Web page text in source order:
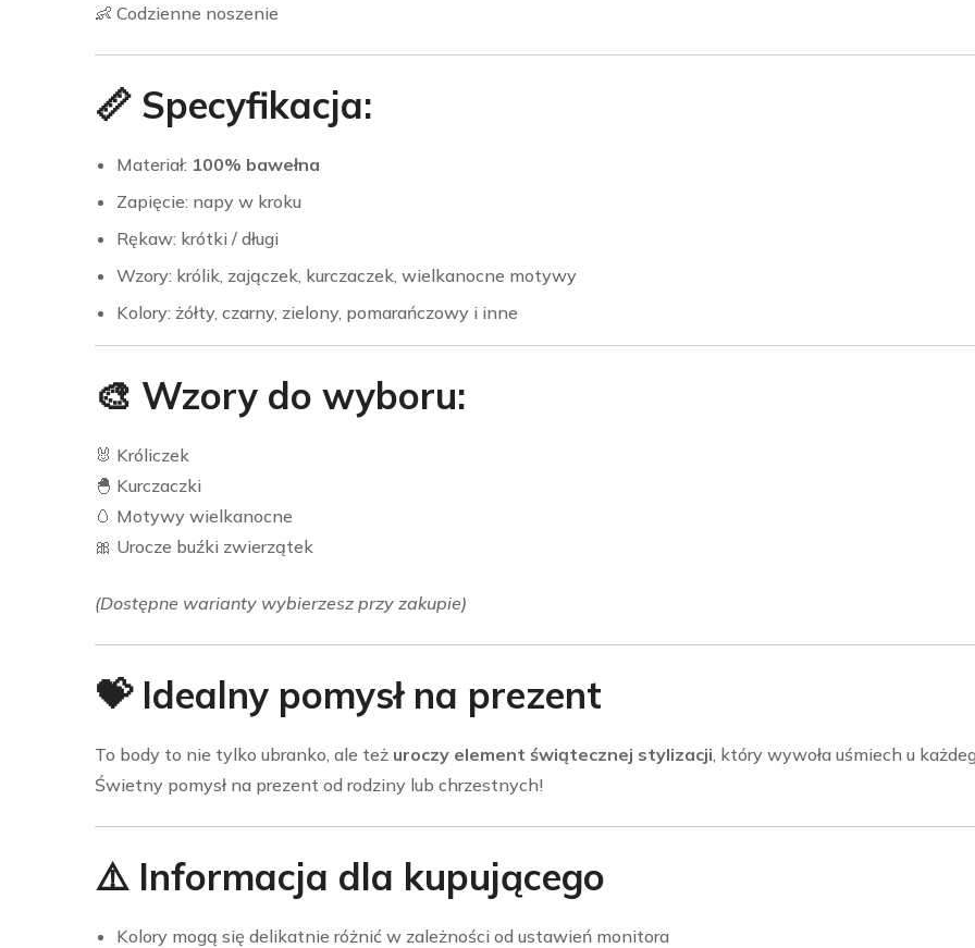
👶 Codzienne noszenie
📏 Specyfikacja:
Materiał: 100% bawełna
Zapięcie: napy w kroku
Rękaw: krótki / długi
Wzory: królik, zajączek, kurczaczek, wielkanocne motywy
Kolory: żółty, czarny, zielony, pomarańczowy i inne
🎨 Wzory do wyboru:
🐰 Króliczek
🐣 Kurczaczki
🥚 Motywy wielkanocne
🎀 Urocze buźki zwierzątek
(Dostępne warianty wybierzesz przy zakupie)
💝 Idealny pomysł na prezent
To body to nie tylko ubranko, ale też uroczy element świątecznej stylizacji , który wywoła uśmiech u
Świetny pomysł na prezent od rodziny lub chrzestnych!
⚠️ Informacja dla kupującego
Kolory mogą się delikatnie różnić w zależności od ustawień monitora